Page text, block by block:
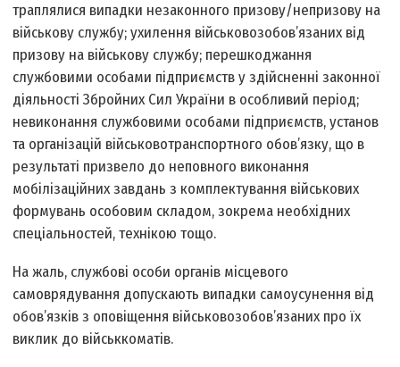
траплялися випадки незаконного призову/непризову на
військову службу; ухилення військовозобов’язаних від
призову на військову службу; перешкоджання
службовими особами підприємств у здійсненні законної
діяльності Збройних Сил України в особливий період;
невиконання службовими особами підприємств, установ
та організацій військово­транспортного обов’язку, що в
результаті призвело до неповного виконання
мобілізаційних завдань з комплектування військових
формувань особовим складом, зокрема необхідних
спеціальностей, технікою тощо.
На жаль, службові особи органів місцевого
самоврядування допускають випадки самоусунення від
обов’язків з оповіщення військовозобов’язаних про їх
вик­лик до військкоматів.